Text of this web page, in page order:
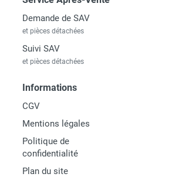
Demande de SAV
et pièces détachées
Suivi SAV
et pièces détachées
Informations
CGV
Mentions légales
Politique de
confidentialité
Plan du site